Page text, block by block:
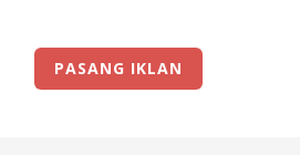
PASANG IKLAN